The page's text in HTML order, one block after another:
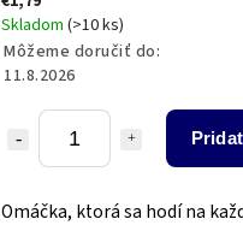
Skladom (>10 ks)
Môžeme doručiť do:
11.8.2026
Omáčka, ktorá sa hodí na